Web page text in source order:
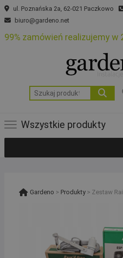
Skip
to
ul. Poznańska 2a, 62-021 Paczkowo
biuro@gardeno.net
99% zamówień realizujemy w
Szukaj:
Wszystkie produkty
Gardeno > Produkty> Zestaw Rain Bird 6